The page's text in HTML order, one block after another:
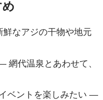
なアジの干物や地元
網代温泉とあわせて、
ベントを楽しみたい —